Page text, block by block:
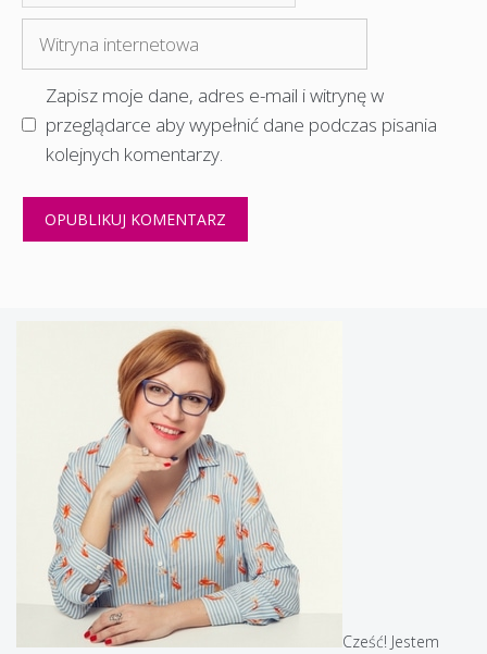
mail
internetowa
Zapisz moje dane, adres e-mail i witrynę w
przeglądarce aby wypełnić dane podczas pisania
kolejnych komentarzy.
Cześć! Jestem